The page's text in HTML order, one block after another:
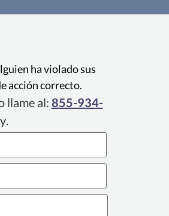
trabajar
o identidad de
ha violado sus
acción correcto.
llame al: 855-934-